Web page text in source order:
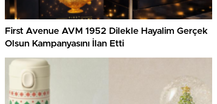
First Avenue AVM 1952 Dilekle Hayalim Gerçek
Olsun Kampanyasını İlan Etti